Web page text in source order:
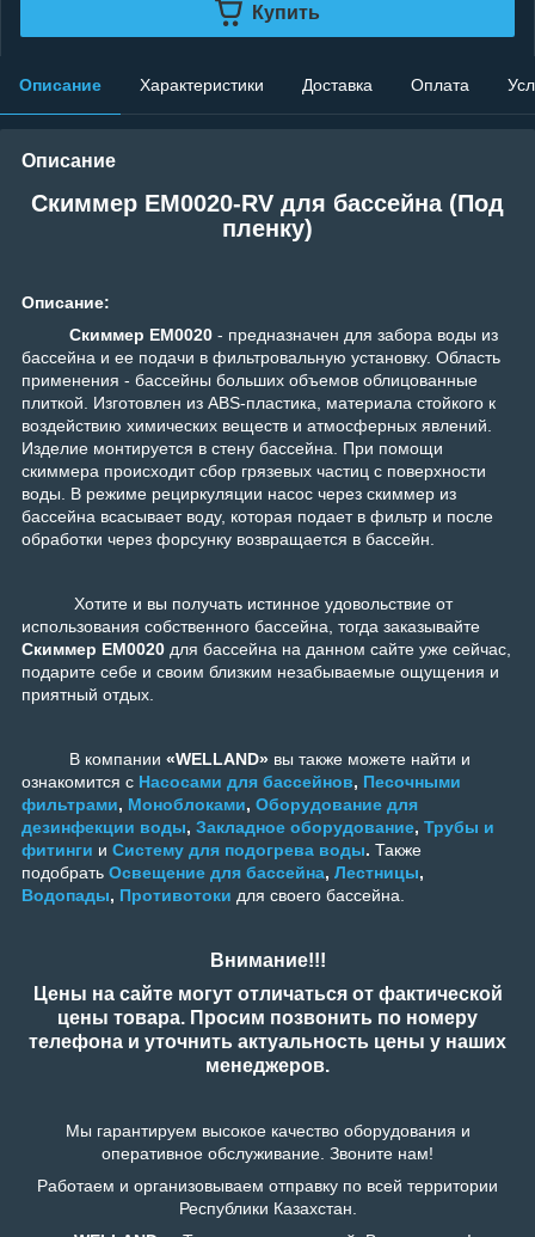
Купить
Описание Характеристики Доставка Оплата
Описание
Скиммер EM0020-RV для бассейна (Под
пленку)
Описание:
Скиммер EM0020 - предназначен для забора воды из
бассейна и ее подачи в фильтровальную установку. Область
применения - бассейны больших объемов облицованные
плиткой. Изготовлен из ABS-пластика, материала стойкого к
воздействию химических веществ и атмосферных явлений.
Изделие монтируется в стену бассейна. При помощи
скиммера происходит сбор грязевых частиц с поверхности
воды. В режиме рециркуляции насос через скиммер из
бассейна всасывает воду, которая подает в фильтр и после
обработки через форсунку возвращается в бассейн.
Хотите и вы получать истинное удовольствие от
использования собственного бассейна, тогда заказывайте
Скиммер EM0020 для бассейна на данном сайте уже сейчас,
подарите себе и своим близким незабываемые ощущения и
приятный отдых.
В компании «WELLAND» вы также можете найти и
ознакомится с Насосами для бассейнов, Песочными
фильтрами, Моноблоками, Оборудование для
дезинфекции воды, Закладное оборудование, Трубы и
фитинги и Систему для подогрева воды. Также
подобрать Освещение для бассейна, Лестницы,
Водопады, Противотоки для своего бассейна.
Внимание!!!
Цены на сайте могут отличаться от фактической
цены товара. Просим позвонить по номеру
телефона и уточнить актуальность цены у наших
менеджеров.
Мы гарантируем высокое качество оборудования и
оперативное обслуживание. Звоните нам!
Работаем и организовываем отправку по всей территории
Республики Казахстан.